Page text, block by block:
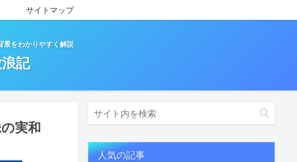
景をわかりやすく解説
記
サイトマップ
実和
人気の記事